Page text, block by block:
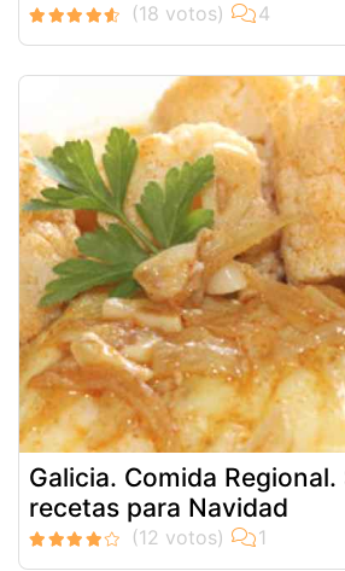
Galicia. Comida Regional.
recetas para Navidad